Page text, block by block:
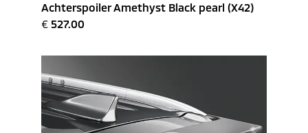
Achterspoiler Amethyst Black pearl (X42)
€ 527.00